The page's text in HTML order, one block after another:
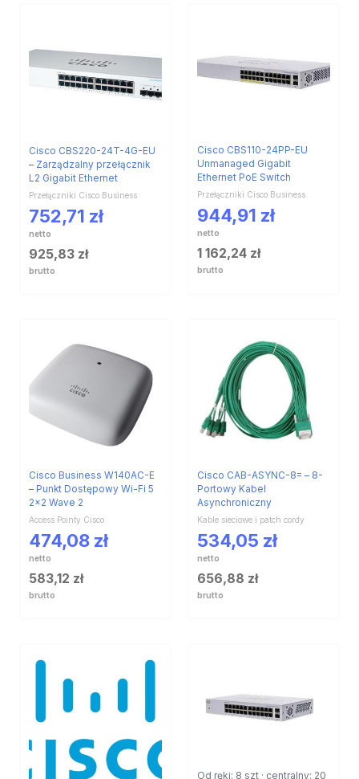
Cisco CBS220-24T-4G-EU
– Zarządzalny przełącznik
L2 Gigabit Ethernet
Przełączniki Cisco Business
752,71 zł
netto
925,83 zł
brutto
Cisco CBS110-24PP-EU
Unmanaged Gigabit
Ethernet PoE Switch
Przełączniki Cisco Business
944,91 zł
netto
1 162,24 zł
brutto
Cisco Business W140AC-E
– Punkt Dostępowy Wi-Fi 5
2×2 Wave 2
Access Pointy Cisco
474,08 zł
netto
583,12 zł
brutto
Cisco CAB-ASYNC-8= – 8-
Portowy Kabel
Asynchroniczny
Kable sieciowe i patch cordy
534,05 zł
netto
656,88 zł
brutto
Od ręki: 8 szt · centralny: 20